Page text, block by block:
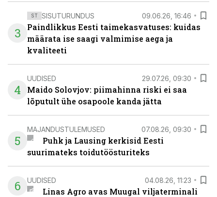
3
ST SISUTURUNDUS 09.06.26, 16:46
Paindlikkus Eesti taimekasvatuses: kuidas
määrata ise saagi valmimise aega ja
kvaliteeti
4
UUDISED 29.07.26, 09:30
Maido Solovjov: piimahinna riski ei saa
lõputult ühe osapoole kanda jätta
5
MAJANDUSTULEMUSED 07.08.26, 09:30
Puhk ja Lausing kerkisid Eesti
suurimateks toidutöösturiteks
6 UUDISED 04.08.26, 11:23
Linas Agro avas Muugal viljaterminali